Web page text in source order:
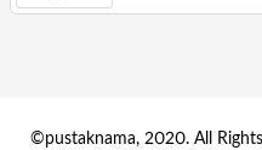
©pustaknama, 2020. All